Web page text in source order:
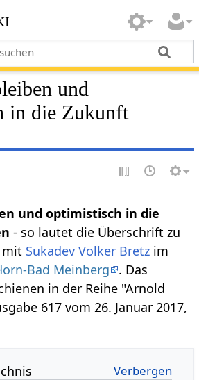
und
in die Zukunft
und optimistisch in die
- so lautet die Überschrift zu
mit Sukadev Volker Bretz im
Bad Meinberg
. Das
in der Reihe "Arnold
617 vom 26. Januar 2017,